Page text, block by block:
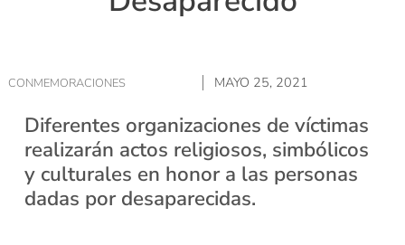
CONMEMORACIONES MAYO 25, 2021
Diferentes organizaciones de víctimas
realizarán actos religiosos, simbólicos
y culturales en honor a las personas
dadas por desaparecidas.